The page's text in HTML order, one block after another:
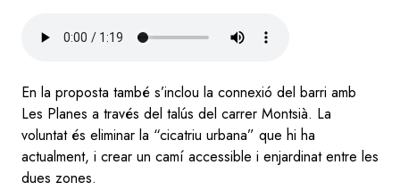
En la proposta també s’inclou la connexió del barri amb
Les Planes a través del talús del carrer Montsià. La
voluntat és eliminar la “cicatriu urbana” que hi ha
actualment, i crear un camí accessible i enjardinat entre les
dues zones.